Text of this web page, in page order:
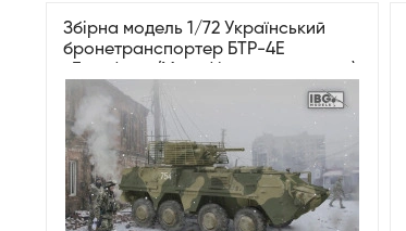
Збірна модель 1/72 Український
бронетранспортер БТР-4Е
з решітчастою бронею IBG Models
72152